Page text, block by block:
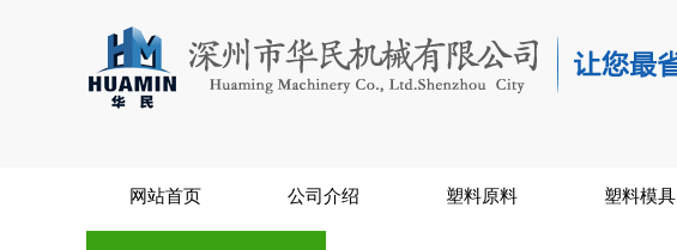
网站首页 公司介绍 塑料原料 塑料模具